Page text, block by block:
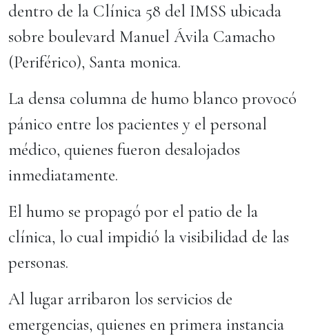
dentro de la Clínica 58 del IMSS ubicada
sobre boulevard Manuel Ávila Camacho
(Periférico), Santa monica.
La densa columna de humo blanco provocó
pánico entre los pacientes y el personal
médico, quienes fueron desalojados
inmediatamente.
El humo se propagó por el patio de la
clínica, lo cual impidió la visibilidad de las
personas.
Al lugar arribaron los servicios de
emergencias, quienes en primera instancia